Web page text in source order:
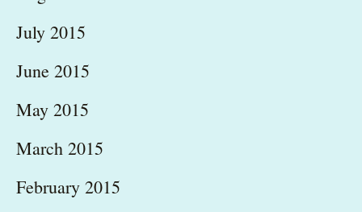
July 2015
June 2015
May 2015
March 2015
February 2015